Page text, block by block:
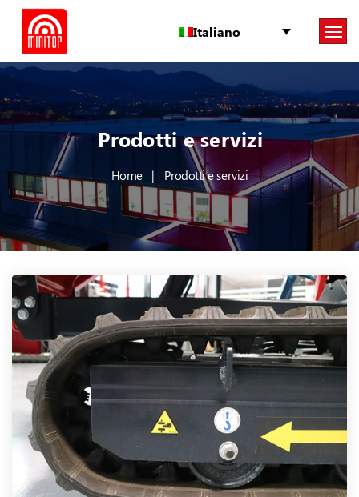
Italiano
Prodotti e servizi
Home Prodotti e servizi